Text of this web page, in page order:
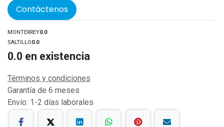
Contáctenos
MONTERREY0.0
SALTILLO0.0
0.0 en existencia
Términos y condiciones
Garantía de 6 meses
Envío: 1-2 días laborales